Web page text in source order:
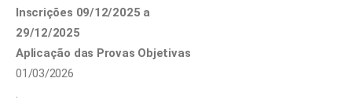
Inscrições 09/12/2025 a
29/12/2025
Aplicação das Provas Objetivas
01/03/2026
.